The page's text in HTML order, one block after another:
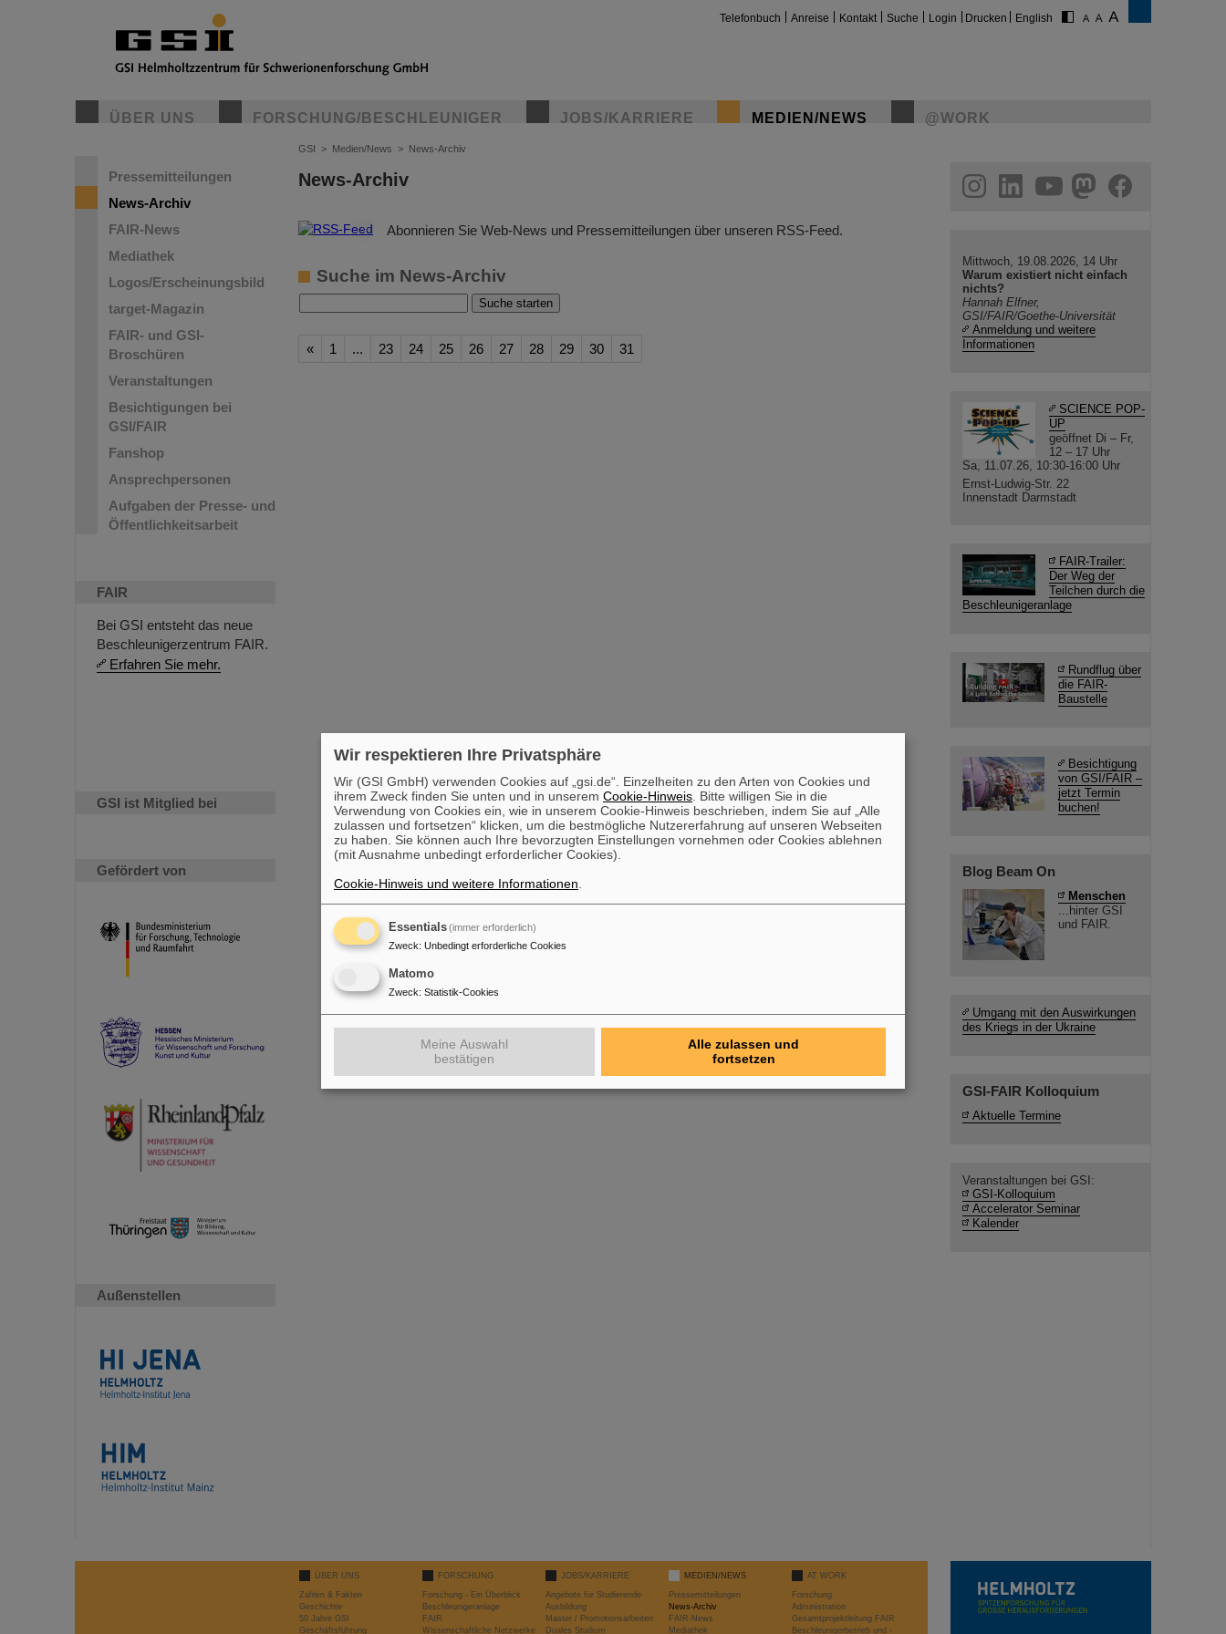
Telefonbuch Anreise Kontakt Suche Login Drucken English
ÜBER UNS FORSCHUNG/BESCHLEUNIGER JOBS/KARRIERE MEDIEN/NEWS @WORK
Pressemitteilungen
News-Archiv
FAIR-News
Mediathek
Logos/Erscheinungsbild
target-Magazin
FAIR- und GSI-
Broschüren
Veranstaltungen
Besichtigungen bei
GSI/FAIR
Fanshop
Ansprechpersonen
Aufgaben der Presse- und
Öffentlichkeitsarbeit
FAIR
Bei GSI entsteht das neue
Beschleunigerzentrum FAIR.
Erfahren Sie mehr.
GSI ist Mitglied bei
Gefördert von
Außenstellen
GSI > Medien/News > News-Archiv
News-Archiv
© Abonnieren Sie Web-News und Pressemitteilungen über unseren RSS-Feed.
Suche im News-Archiv
« 1 ... 23 24 25 26 27 28 29 30 31
helmholtz.social
facebook
Mittwoch, 19.08.2026, 14 Uhr
Warum existiert nicht einfach
nichts?
Hannah Elfner,
GSI/FAIR/Goethe-Universität
Anmeldung und weitere
Informationen
SCIENCE POP-
UP
geöffnet Di – Fr,
12 – 17 Uhr
Sa, 11.07.26, 10:30-16:00 Uhr
Ernst-Ludwig-Str. 22
Innenstadt Darmstadt
FAIR-Trailer:
Der Weg der
Teilchen durch die
Beschleunigeranlage
Rundflug über
die FAIR-
Baustelle
Besichtigung
von GSI/FAIR –
jetzt Termin
buchen!
Blog Beam On
Menschen
...hinter GSI
und FAIR.
Umgang mit den Auswirkungen
des Kriegs in der Ukraine
GSI-FAIR Kolloquium
Aktuelle Termine
Veranstaltungen bei GSI:
GSI-Kolloquium
Accelerator Seminar
Kalender
ÜBER UNS
Zahlen & Fakten
Geschichte
50 Jahre GSI
Geschäftsführung
FORSCHUNG
Forschung - Ein Überblick
Beschleunigeranlage
FAIR
Wissenschaftliche Netzwerke
JOBS/KARRIERE
Angebote für Studierende
Ausbildung
Master / Promotionsarbeiten
Duales Studium
MEDIEN/NEWS
Pressemitteilungen
News-Archiv
FAIR-News
Mediathek
AT WORK
Forschung
Administration
Gesamtprojektleitung FAIR
Beschleunigerbetrieb und -
Wir respektieren Ihre Privatsphäre
Wir (GSI GmbH) verwenden Cookies auf „gsi.de“. Einzelheiten zu den Arten von Cookies und
ihrem Zweck finden Sie unten und in unserem Cookie-Hinweis . Bitte willigen Sie in die
Verwendung von Cookies ein, wie in unserem Cookie-Hinweis beschrieben, indem Sie auf „Alle
zulassen und fortsetzen“ klicken, um die bestmögliche Nutzererfahrung auf unseren Webseiten
zu haben. Sie können auch Ihre bevorzugten Einstellungen vornehmen oder Cookies ablehnen
(mit Ausnahme unbedingt erforderlicher Cookies).
Cookie-Hinweis und weitere Informationen
Essentials(immer erforderlich)
Zweck: Unbedingt erforderliche Cookies
Matomo
Zweck: Statistik-Cookies
Meine Auswahl
bestätigen
Alle zulassen und
fortsetzen